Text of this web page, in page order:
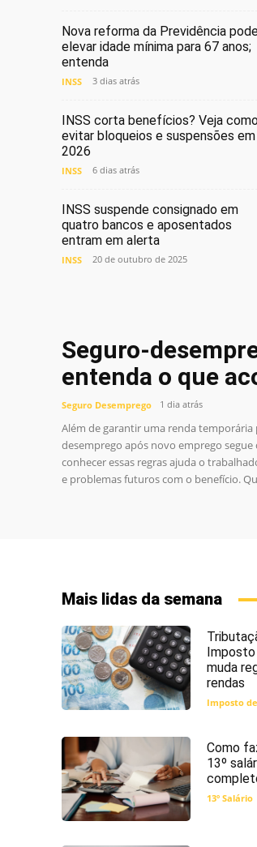
Nova reforma da Previdência
elevar idade mínima para 67 anos;
entenda
INSS 3 dias atrás
INSS corta benefícios? Veja
evitar bloqueios e suspensões em
2026
INSS 6 dias atrás
INSS suspende consignado em
quatro bancos e aposentados
entram em alerta
INSS 20 de outubro de 2025
Seguro-
entenda o que
Seguro Desemprego 1 dia atrás
Além de garantir uma renda temporária
desemprego após novo emprego
conhecer essas regras ajuda o
e problemas futuros com o benefício.
Mais lidas da semana
muda
rendas
Imposto
Como
13º
13º Salário